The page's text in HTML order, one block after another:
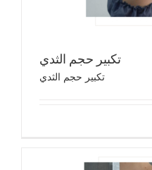
تكبير حجم الثدي
تكبير حجم الثدي